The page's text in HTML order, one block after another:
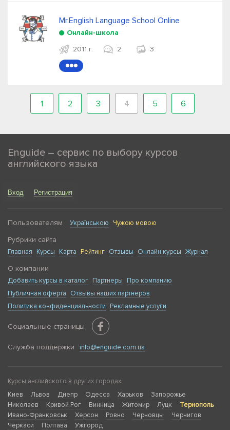
Mr.English Language School Online
Онлайн-школа
2011 г.
2 3
●●●
1 2 3 4 5 6
Enguide – сервис по выбору курсов
английского языка
Вход Регистрация
Пользователям Українською Чужою мовою
Рубрики сайта
Главная Курсы Карта Рейтинг Отзывы Онлайн курсы Журнал
О компании
Добавить курсы в каталог Партнеры
Про компанию
Публичная оферта
Отзывы наших партнеров
Политика конфиденциальности
Рекламные услуги
Социальные страницы
Служба поддержки info@enguide.com.ua
Курсы английского в других городах:
Киев
Львов Днепр Одесса Харьков
Запорожье
Николаев
Кривой Рог Винница Житомир Луцк
Тернополь
Ивано-Франковськ
Херсон Ровно Черновцы
Чернигов
Черкаси
Полтава Ужгород